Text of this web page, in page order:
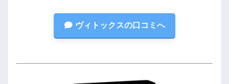
ヴィトックスの口コミへ